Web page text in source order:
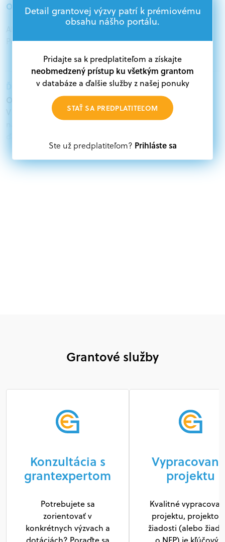
Oprávnení žiadatelia:
Akademický sektor, Mimovládne organizácie,
Podnikatelia, Štátna správa
Ďalšie informácie:
Oprávnení žiadatelia:
V databáze grantov a dotácií na portáli Grantexpert.sk
Oprávnení partneri:
Akákoľvek právnická osoba, t. j. verejný alebo súkromný
Detail grantovej výzvy patrí k prémiovému
obsahu nášho portálu.
Pridajte sa k predplatiteľom a získajte
neobmedzený prístup ku všetkým grantom
v databáze a ďalšie služby z našej ponuky
STAŤ SA PREDPLATITEĽOM
Ste už predplatiteľom? Prihláste sa
Grantové služby
Konzultácia s
grantexpertom
Potrebujete sa
zorientovať v
konkrétnych výzvach a
projektu
Kvalitné
projektu,
žiadosti (alebo